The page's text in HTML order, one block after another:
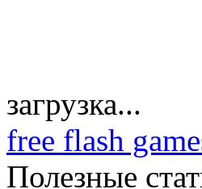
загрузка...
free flash
Полезные